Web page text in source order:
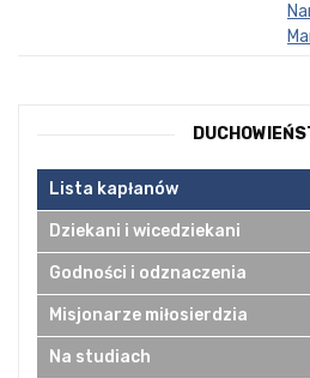
Lista kapłanów
Dziekani i wicedziekani
Godności i odznaczenia
Misjonarze miłosierdzia
Na studiach